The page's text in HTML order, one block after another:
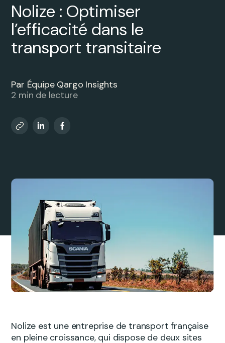
Nolize : Optimiser
l’efficacité dans le
transport transitaire
Par Équipe Qargo Insights
2 min de lecture
Nolize est une entreprise de transport française
en pleine croissance, qui dispose de deux sites